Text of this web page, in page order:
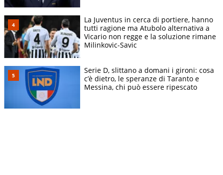
La Juventus in cerca di portiere, hanno
tutti ragione ma Atubolo alternativa a
Vicario non regge e la soluzione rimane
Milinkovic-Savic
Serie D, slittano a domani i gironi: cosa
c’è dietro, le speranze di Taranto e
Messina, chi può essere ripescato